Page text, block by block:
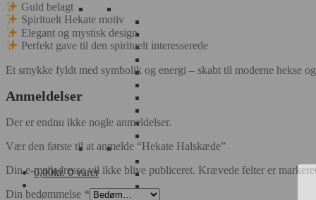
0,00kr. 0 varer
Guld belagt
Spirituelt Hekate motiv
Elegant og mystisk design
Perfekt gave til den spirituelt interesserede
Et smykke fyldt med symbolik og energi – skabt til moderne hekse
Anmeldelser
Der er endnu ikke nogle anmeldelser.
Vær den første til at anmelde “Hekate Halskæde”
Din e-mailadresse vil ikke blive publiceret. Krævede felter er
Din bedømmelse *